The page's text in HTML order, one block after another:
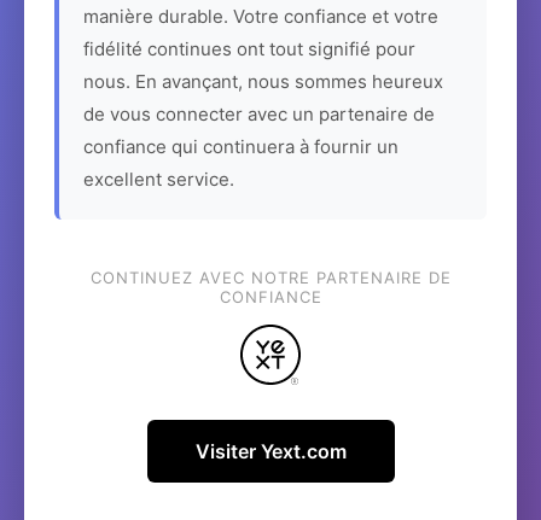
manière durable. Votre confiance et votre
fidélité continues ont tout signifié pour
nous. En avançant, nous sommes heureux
de vous connecter avec un partenaire de
confiance qui continuera à fournir un
excellent service.
CONTINUEZ AVEC NOTRE PARTENAIRE DE
CONFIANCE
Visiter Yext.com